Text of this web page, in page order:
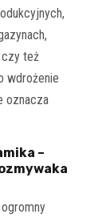
czy też
wdrożenie
oznacza
–